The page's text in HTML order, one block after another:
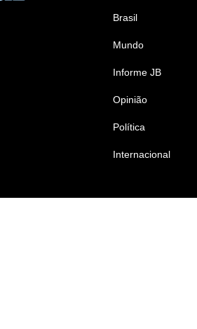
Brasil
Mundo
Informe JB
Opinião
Política
Internacional